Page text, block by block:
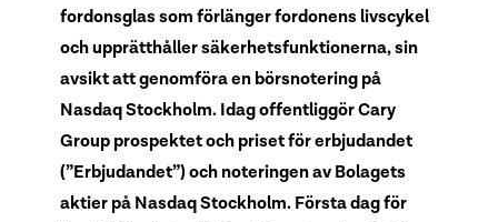
fordonsglas som förlänger fordonens livscykel
och upprätthåller säkerhetsfunktionerna, sin
avsikt att genomföra en börsnotering på
Nasdaq Stockholm. Idag offentliggör Cary
Group prospektet och priset för erbjudandet
(”Erbjudandet”) och noteringen av Bolagets
aktier på Nasdaq Stockholm. Första dag för